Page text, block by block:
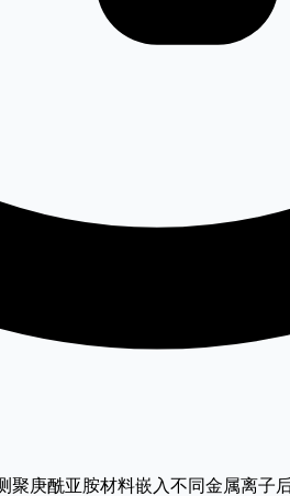
庚酰亚胺材料嵌入不同金属离